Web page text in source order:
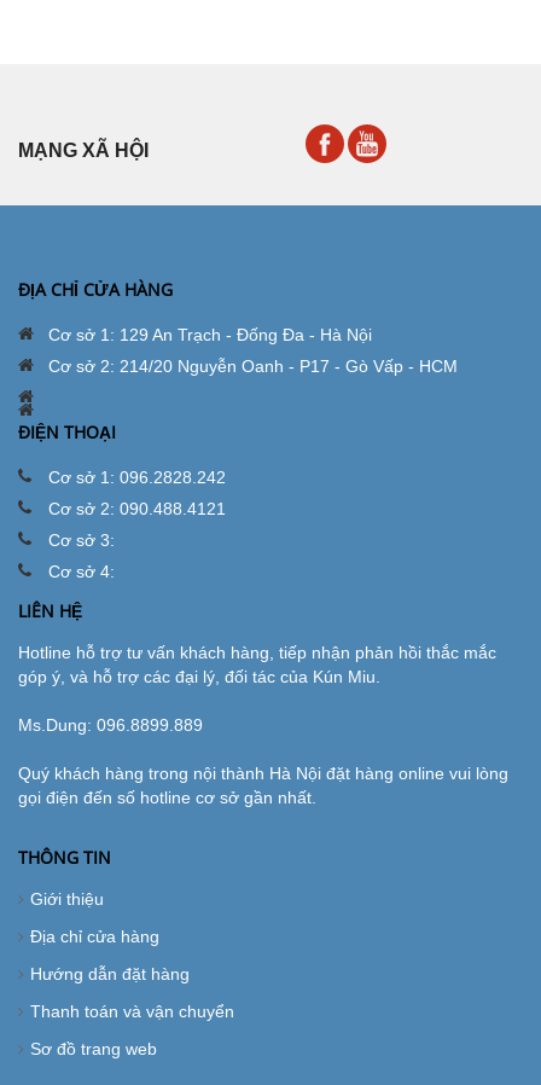
MẠNG XÃ HỘI
ĐỊA CHỈ CỬA HÀNG
Cơ sở 1: 129 An Trạch - Đống Đa - Hà Nội
Cơ sở 2: 214/20 Nguyễn Oanh - P17 - Gò Vấp - HCM
ĐIỆN THOẠI
Cơ sở 1: 096.2828.242
Cơ sở 2: 090.488.4121
Cơ sở 3:
Cơ sở 4:
LIÊN HỆ
Hotline hỗ trợ tư vấn khách hàng, tiếp nhận phản hồi thắc mắc
góp ý, và hỗ trợ các đại lý, đối tác của Kún Miu.
Ms.Dung: 096.8899.889
Quý khách hàng trong nội thành Hà Nội đặt hàng online vui lòng
gọi điện đến số hotline cơ sở gần nhất.
THÔNG TIN
Giới thiệu
Địa chỉ cửa hàng
Hướng dẫn đặt hàng
Thanh toán và vận chuyển
Sơ đồ trang web